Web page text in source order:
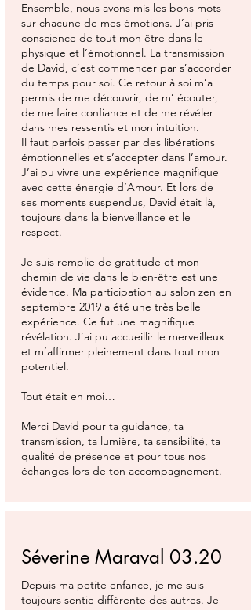
Ensemble, nous avons mis les bons mots
sur chacune de mes émotions. J’ai pris
conscience de tout mon être dans le
physique et l’émotionnel. La transmission
de David, c’est commencer par s’accorder
du temps pour soi. Ce retour à soi m’a
permis de me découvrir, de m’ écouter,
de me faire confiance et de me révéler
dans mes ressentis et mon intuition.
Il faut parfois passer par des libérations
émotionnelles et s’accepter dans l’amour.
J’ai pu vivre une expérience magnifique
avec cette énergie d’Amour. Et lors de
ses moments suspendus, David était là,
toujours dans la bienveillance et le
respect.
Je suis remplie de gratitude et mon
chemin de vie dans le bien-être est une
évidence. Ma participation au salon zen en
septembre 2019 a été une très belle
expérience. Ce fut une magnifique
révélation. J’ai pu accueillir le merveilleux
et m’affirmer pleinement dans tout mon
potentiel.
Tout était en moi…
Merci David pour ta guidance, ta
transmission, ta lumière, ta sensibilité, ta
qualité de présence et pour tous nos
échanges lors de ton accompagnement.
Séverine Maraval 03.20
Depuis ma petite enfance, je me suis
toujours sentie différente des autres. Je